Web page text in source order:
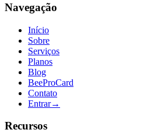
Navegação
Início
Sobre
Serviços
Planos
Blog
BeeProCard
Contato
Entrar→
Recursos